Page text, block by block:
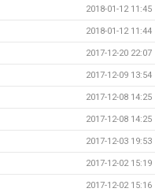
2018-01-12 11:45
2018-01-12 11:44
2017-12-20 22:07
2017-12-09 13:54
2017-12-08 14:25
2017-12-08 14:25
2017-12-03 19:53
2017-12-02 15:19
2017-12-02 15:16